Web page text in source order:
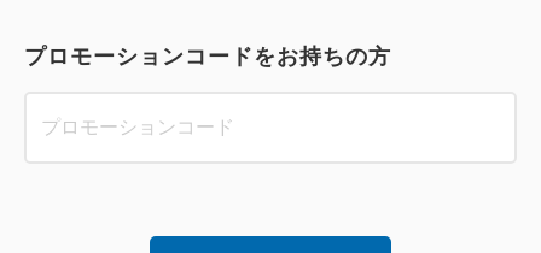
プロモーションコードをお持ちの方